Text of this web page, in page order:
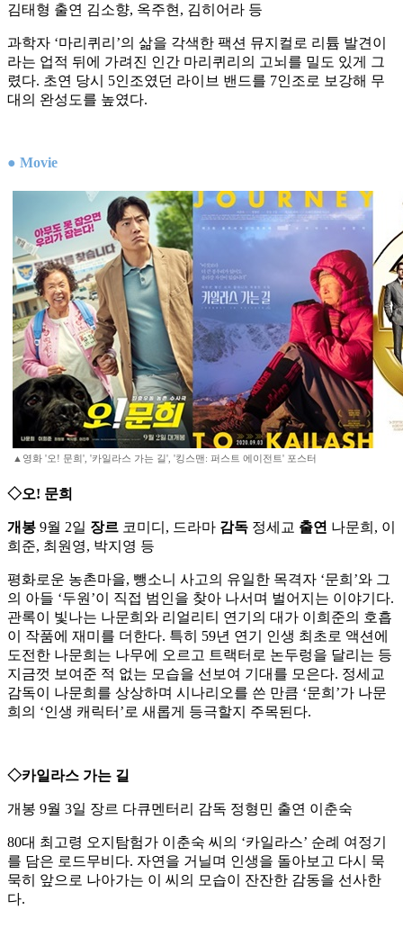
김태형 출연 김소향, 옥주현, 김히어라 등
과학자 ‘마리퀴리’의 삶을 각색한 팩션 뮤지컬로 리튬 발견이
라는 업적 뒤에 가려진 인간 마리퀴리의 고뇌를 밀도 있게 그
렸다. 초연 당시 5인조였던 라이브 밴드를 7인조로 보강해 무
대의 완성도를 높였다.
● Movie
▲영화 '오! 문희', '카일라스 가는 길', '킹스맨: 퍼스트 에이전트' 포스터
◇오! 문희
개봉 9월 2일 장르 코미디, 드라마 감독 정세교 출연 나문희, 이
희준, 최원영, 박지영 등
평화로운 농촌마을, 뺑소니 사고의 유일한 목격자 ‘문희’와 그
의 아들 ‘두원’이 직접 범인을 찾아 나서며 벌어지는 이야기다.
관록이 빛나는 나문희와 리얼리티 연기의 대가 이희준의 호흡
이 작품에 재미를 더한다. 특히 59년 연기 인생 최초로 액션에
도전한 나문희는 나무에 오르고 트랙터로 논두렁을 달리는 등
지금껏 보여준 적 없는 모습을 선보여 기대를 모은다. 정세교
감독이 나문희를 상상하며 시나리오를 쓴 만큼 ‘문희’가 나문
희의 ‘인생 캐릭터’로 새롭게 등극할지 주목된다.
◇카일라스 가는 길
개봉 9월 3일 장르 다큐멘터리 감독 정형민 출연 이춘숙
80대 최고령 오지탐험가 이춘숙 씨의 ‘카일라스’ 순례 여정기
를 담은 로드무비다. 자연을 거닐며 인생을 돌아보고 다시 묵
묵히 앞으로 나아가는 이 씨의 모습이 잔잔한 감동을 선사한
다.